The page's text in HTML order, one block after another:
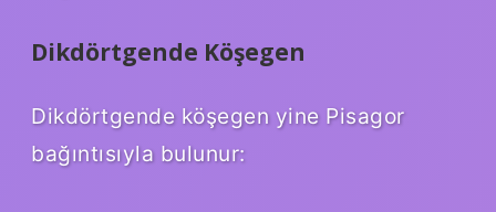
Dikdörtgende Köşegen
Dikdörtgende köşegen yine Pisagor
bağıntısıyla bulunur: